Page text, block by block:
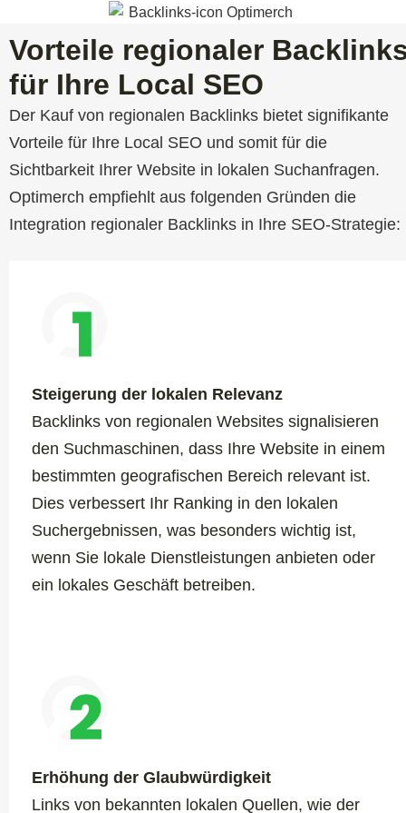
Vorteile regionaler
für Ihre Local SEO​
Der Kauf von regionalen Backlinks bietet signifikante
Vorteile für Ihre Local SEO und somit für die
Sichtbarkeit Ihrer Website in lokalen Suchanfragen.
Optimerch empfiehlt aus folgenden Gründen die
Integration regionaler Backlinks in Ihre SEO-Strategie:
Steigerung der lokalen Relevanz
Backlinks von regionalen Websites signalisieren
den Suchmaschinen, dass Ihre Website in einem
bestimmten geografischen Bereich relevant ist.
Dies verbessert Ihr Ranking in den lokalen
Suchergebnissen, was besonders wichtig ist,
wenn Sie lokale Dienstleistungen anbieten oder
ein lokales Geschäft betreiben.
Erhöhung der Glaubwürdigkeit
Links von bekannten lokalen Quellen, wie der